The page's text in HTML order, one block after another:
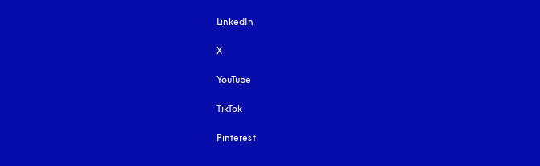
LinkedIn
X
YouTube
TikTok
Pinterest